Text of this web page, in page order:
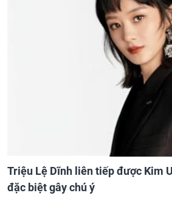
Triệu Lệ Dĩnh liên tiếp được Kim
đặc biệt gây chú ý